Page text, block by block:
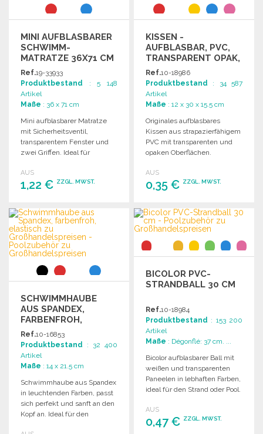
MINI AUFBLASBARER
SCHWIMM-
MATRATZE 36X71 CM
Ref.19-33933
Produktbestand : 5 148
Artikel
Maße : 36 x 71 cm
Mini aufblasbarer Matratze
mit Sicherheitsventil,
transparentem Fenster und
zwei Griffen. Ideal für
oder Pool.
AUS
1,22 € ZZGL. MWST.
BESTELLEN
Angebot anfordern
KISSEN -
AUFBLASBAR, PVC,
TRANSPARENT OPAK,
BUNT ZU
GROSSHANDELSPREISEN
Ref.10-18986
Produktbestand : 34 587
Artikel
Maße : 12 x 30 x 15.5 cm
Originales aufblasbares
Kissen aus strapazierfähigem
PVC mit transparenten und
opaken Oberflächen.
Farben.
AUS
0,35 € ZZGL. MWST.
BESTELLEN
Angebot anfordern
SCHWIMMHAUBE
AUS SPANDEX,
FARBENFROH,
ELASTISCH
Ref.10-16853
Produktbestand : 32 400
Artikel
Maße : 14 x 21.5 cm
Schwimmhaube aus Spandex
in leuchtenden Farben, passt
sich perfekt und sanft an den
Kopf an. Ideal für den
BICOLOR PVC-
STRANDBALL 30 CM
Ref.10-18984
Produktbestand : 153 200
Artikel
Maße : Dégonflé: 37 cm. ...
Bicolor aufblasbarer Ball mit
weißen und transparenten
Paneelen in lebhaften Farben,
ideal für den Strand oder Pool.
AUS
0,47 € ZZGL. MWST.